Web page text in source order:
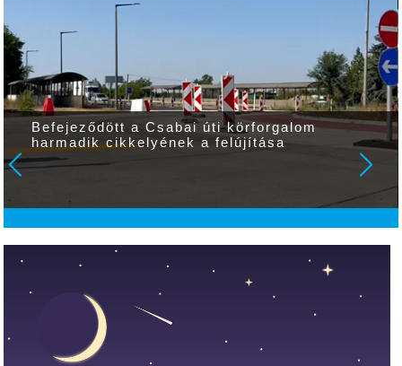
Befejeződött a Csabai úti körforgalom
harmadik cikkelyének a felújítása